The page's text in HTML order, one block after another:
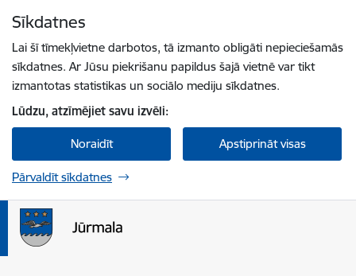
Sīkdatnes
Lai šī tīmekļvietne darbotos, tā izmanto obligāti nepieciešamās
sīkdatnes. Ar Jūsu piekrišanu papildus šajā vietnē var tikt
izmantotas statistikas un sociālo mediju sīkdatnes.
Lūdzu, atzīmējiet savu izvēli:
Noraidīt Apstiprināt visas
Pārvaldīt sīkdatnes